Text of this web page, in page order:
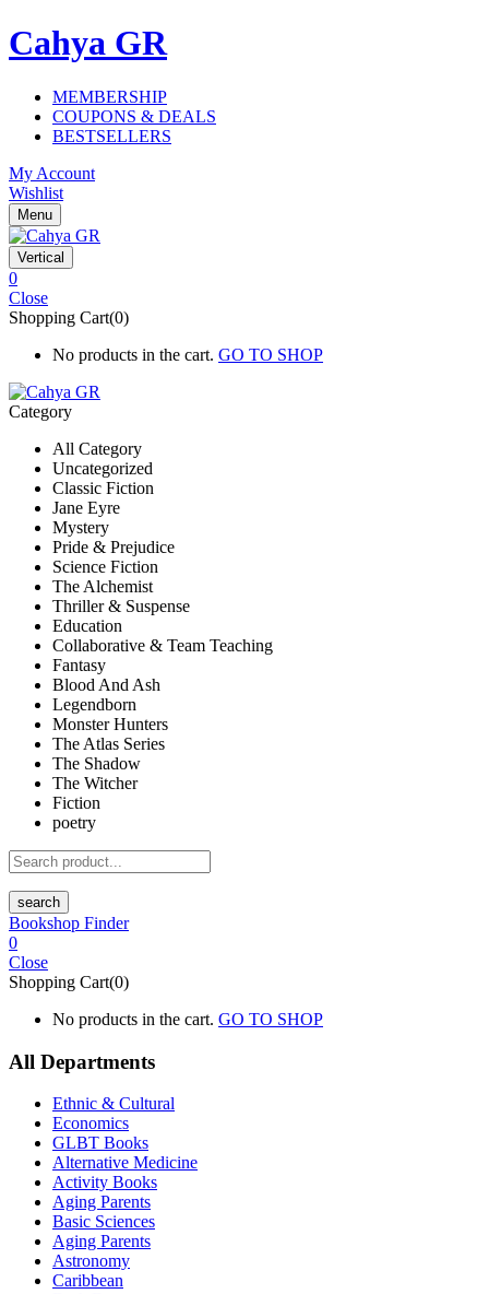
Cahya GR
MEMBERSHIP
COUPONS & DEALS
BESTSELLERS
My Account
Wishlist
Menu
Vertical
0
Close
Shopping Cart(0)
No products in the cart. GO TO SHOP
Category
All Category
Uncategorized
Classic Fiction
Jane Eyre
Mystery
Pride & Prejudice
Science Fiction
The Alchemist
Thriller & Suspense
Education
Collaborative & Team Teaching
Fantasy
Blood And Ash
Legendborn
Monster Hunters
The Atlas Series
The Shadow
The Witcher
Fiction
poetry
search
Bookshop Finder
0
Close
Shopping Cart(0)
No products in the cart. GO TO SHOP
All Departments
Ethnic & Cultural
Economics
GLBT Books
Alternative Medicine
Activity Books
Aging Parents
Basic Sciences
Aging Parents
Astronomy
Caribbean